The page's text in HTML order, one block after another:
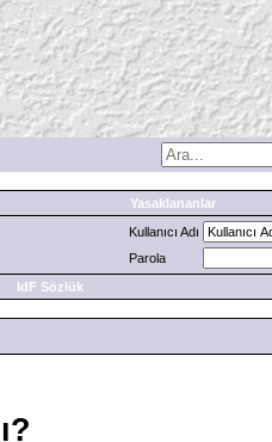
Yasaklananlar
Kullanıcı Adı
Parola
IdF Sözlük